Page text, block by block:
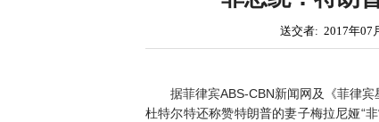
送交者: 2017年07
据菲律宾ABS-CBN新闻网及《菲律
杜特尔特还称赞特朗普的妻子梅拉尼娅“